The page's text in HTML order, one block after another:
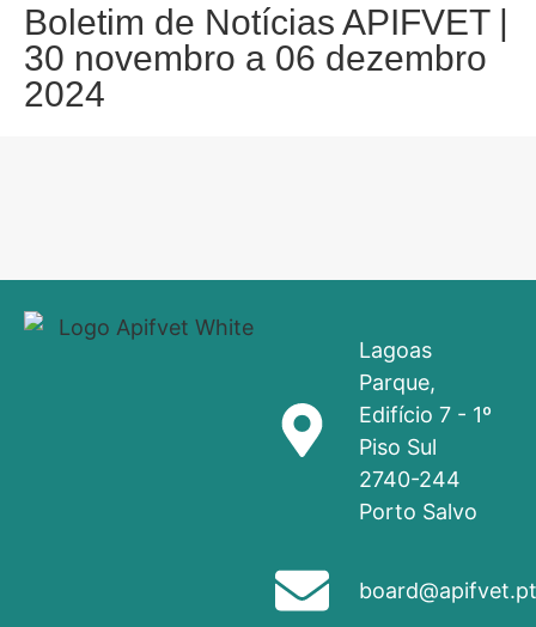
Boletim de Notícias APIFVET |
30 novembro a 06 dezembro
2024
Lagoas
Parque,
Edifício 7 - 1º
Piso Sul
2740-244
Porto Salvo